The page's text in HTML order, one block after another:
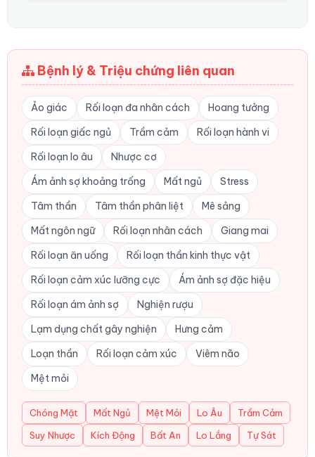
Bệnh lý & Triệu chứng liên quan
Ảo giác Rối loạn đa nhân cách
Hoang tưởng
Rối loạn giấc ngủ
Trầm cảm
Rối loạn hành vi
Rối loạn lo âu
Nhược cơ
Ám ảnh sợ khoảng trống
Mất ngủ
Stress
Tâm thần
Tâm thần phân liệt
Mê sảng
Mất ngôn ngữ
Rối loạn nhân cách
Giang mai
Rối loạn ăn uống
Rối loạn thần kinh thực vật
Rối loạn cảm xúc lưỡng cực
Ám ảnh sợ đặc hiệu
Rối loạn ám ảnh sợ
Nghiện rượu
Lạm dụng chất gây nghiện
Hưng cảm
Loạn thần
Rối loạn cảm xúc
Viêm não
Mệt mỏi
Chóng Mặt Mất Ngủ Mệt Mỏi Lo Âu
Trầm Cảm
Suy Nhược
Kích Động Bất An Lo Lắng Tự Sát